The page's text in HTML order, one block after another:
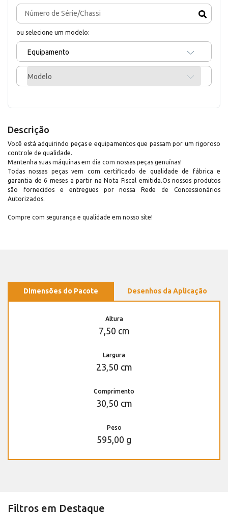
ou selecione um modelo:
Equipamento
Modelo
Descrição
Você está adquirindo peças e equipamentos que passam por um rigoroso
controle de qualidade.
Mantenha suas máquinas em dia com nossas peças genuínas!
Todas nossas peças vem com certificado de qualidade de fábrica e
garantia de 6 meses a partir na Nota Fiscal emitida.Os nossos produtos
são fornecidos e entregues por nossa Rede de Concessionários
Autorizados.
Compre com segurança e qualidade em nosso site!
Dimensões do Pacote Desenhos da Aplicação
Altura
7,50 cm
Largura
23,50 cm
Comprimento
30,50 cm
Peso
595,00 g
Filtros em Destaque